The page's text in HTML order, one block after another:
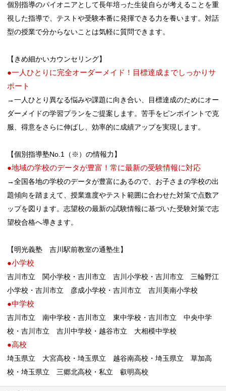
個別指導のパイオニアとして長年培った生徒自らが考えることを重
視した指導で、テストや受験本番に発揮できる力を養います。対話
型の授業で分からないことは気軽に質問できます。
【きめ細かいカウンセリング】
●一人ひとりに完全オーダーメイド！目標達成までしっかりサ
ポート
→一人ひとり異なる悩みや課題に向き合い、目標達成のためにオー
ダーメイドの学習プランをご提案します。苦手をピンポイントで克
服、得意をさらに伸ばし、効率的に成績アップを実現します。
【個別指導塾No.1（※）の情報力】
●地域の学校のデータが豊富！常に最新の受験情報に対応
→全国各地の学校のデータが豊富にあるので、お子さまの学校の出
題傾向を踏まえて、授業進度やテスト範囲に合わせた対策で点数ア
ップを図ります。志望校の最新の試験情報に基づいた受験対策で志
望校合格へ導きます。
【明光義塾 吉川駅前教室の通塾生】
●小学校
吉川市立 関小学校・吉川市立 吉川小学校・吉川市立 三輪野江
小学校・吉川市立 彦成小学校・吉川市立 吉川美南小学校
●中学校
吉川市立 南中学校・吉川市立 東中学校・吉川市立 中央中学
校・吉川市立 吉川中学校・越谷市立 大相模中学校
●高校
埼玉県立 大宮高校・埼玉県立 越谷南高校・埼玉県立 草加高
校・ 埼玉県立 三郷北高校・私立 叡明高校